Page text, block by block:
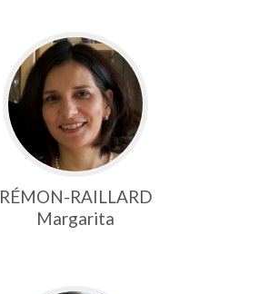
RÉMON-RAILLARD
Margarita